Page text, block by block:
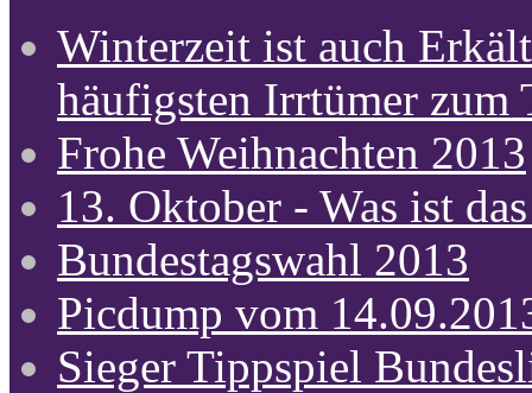
Winterzeit ist auch
häufigsten Irrtümer zum
Frohe Weihnachten 2013
13. Oktober - Was ist
Bundestagswahl 2013
Picdump vom
Sieger Tippspiel